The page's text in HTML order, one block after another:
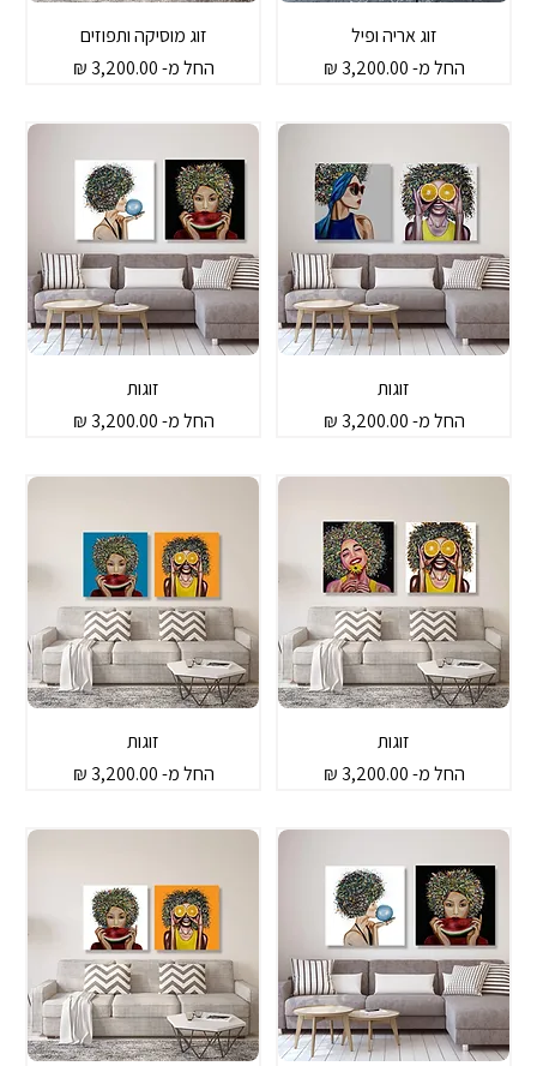
זוג אריה ופיל
החל מ-
מחיר מבצע
זוג מוסיקה ותפוזים
החל מ-
מחיר מבצע
זוגות
החל מ-
מחיר מבצע
זוגות
החל מ-
מחיר מבצע
זוגות
החל מ-
מחיר מבצע
זוגות
החל מ-
מחיר מבצע